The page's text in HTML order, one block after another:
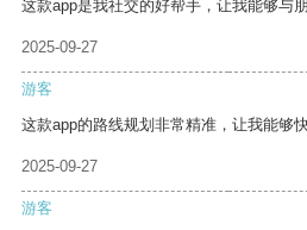
这款app是我社交的好帮手，让我能够与
2025-09-27
游客
这款app的路线规划非常精准，让我能够
2025-09-27
游客